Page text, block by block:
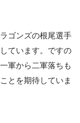
ゴンズの根尾選手
ています。ですの
軍から二軍落ちも
とを期待していま